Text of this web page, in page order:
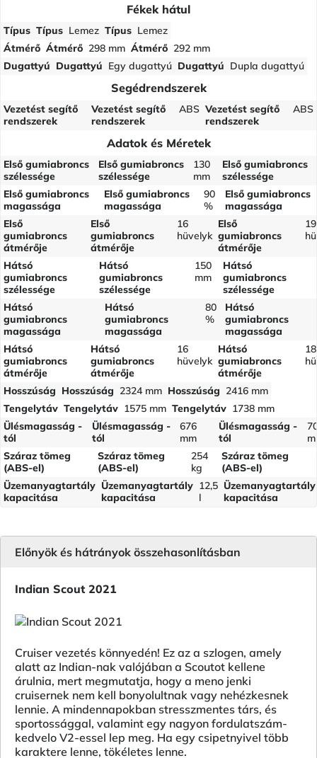
Fékek hátul
Típus Típus Lemez Típus Lemez
Átmérő Átmérő 298 mm Átmérő 292 mm
Dugattyú Dugattyú Egy dugattyú Dugattyú Dupla dugattyú
Segédrendszerek
Vezetést segítő
rendszerek
Vezetést segítő
rendszerek
ABS Vezetést segítő
rendszerek
ABS
Adatok és Méretek
Első gumiabroncs
szélessége
Első gumiabroncs
szélessége
130
mm
Első gumiabroncs
szélessége
Első gumiabroncs
magassága
Első gumiabroncs
magassága
90
%
Első gumiabroncs
magassága
Első
gumiabroncs
átmérője
Első
gumiabroncs
átmérője
16
hüvelyk
Első
gumiabroncs
átmérője
19
Hátsó
gumiabroncs
szélessége
Hátsó
gumiabroncs
szélessége
150
mm
Hátsó
gumiabroncs
szélessége
Hátsó
gumiabroncs
magassága
Hátsó
gumiabroncs
magassága
80
%
Hátsó
gumiabroncs
magassága
Hátsó
gumiabroncs
átmérője
Hátsó
gumiabroncs
átmérője
16
hüvelyk
Hátsó
gumiabroncs
átmérője
18
Hosszúság Hosszúság 2324 mm Hosszúság 2416 mm
Tengelytáv Tengelytáv 1575 mm Tengelytáv 1738 mm
Ülésmagasság -
tól
Ülésmagasság -
tól
676
mm
Ülésmagasság -
tól
Száraz tömeg
(ABS-el)
Száraz tömeg
(ABS-el)
254
kg
Száraz tömeg
(ABS-el)
Üzemanyagtartály
kapacitása
Üzemanyagtartály
kapacitása
12,5
l
Üzemanyagtartály
kapacitása
Előnyök és hátrányok összehasonlításban
Indian Scout 2021
Cruiser vezetés könnyedén! Ez az a szlogen, amely
alatt az Indian-nak valójában a Scoutot kellene
árulnia, mert megmutatja, hogy a meno jenki
cruisernek nem kell bonyolultnak vagy nehézkesnek
lennie. A mindennapokban stresszmentes társ, és
sportossággal, valamint egy nagyon fordulatszám-
kedvelo V2-essel lep meg. Ha egy csipetnyivel több
karaktere lenne, tökéletes lenne.